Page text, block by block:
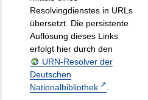
Resolvingdienstes in URLs
übersetzt. Die persistente
Auflösung dieses Links
erfolgt hier durch den
URN-Resolver der
Deutschen
Nationalbibliothek
.